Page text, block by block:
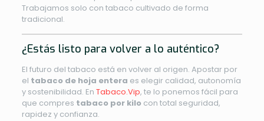
Trabajamos solo con tabaco cultivado de forma
tradicional.
¿Estás listo para volver a lo auténtico?
El futuro del tabaco está en volver al origen. Apostar por
el tabaco de hoja entera es elegir calidad, autonomía
y sostenibilidad. En Tabaco.Vip, te lo ponemos fácil para
que compres tabaco por kilo con total seguridad,
rapidez y confianza.